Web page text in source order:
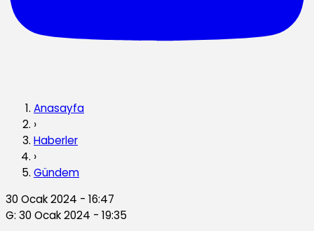
Anasayfa
›
Haberler
›
Gündem
30 Ocak 2024 - 16:47
G: 30 Ocak 2024 - 19:35